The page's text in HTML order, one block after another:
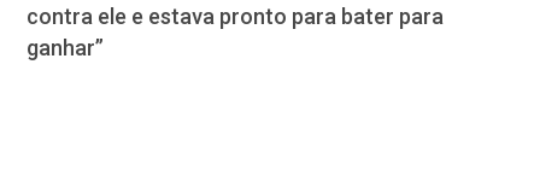
contra ele e estava pronto para bater para
ganhar”